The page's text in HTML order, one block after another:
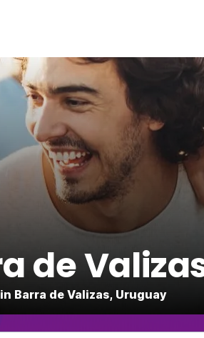
de
Barra de Valizas, Uruguay